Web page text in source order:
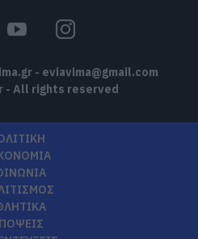
- eviavima@gmail.com
- All rights reserved